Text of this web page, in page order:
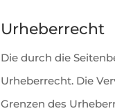
Urheberrecht
Die durch die
Urheberrecht. Die
Grenzen des